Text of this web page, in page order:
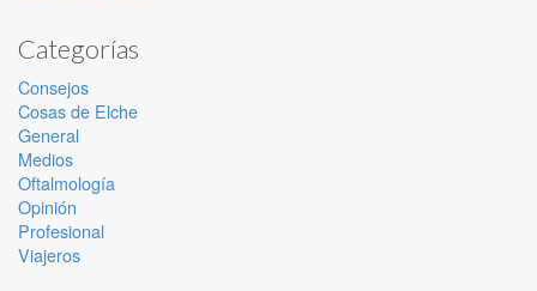
Categorías
Consejos
Cosas de Elche
General
Medios
Oftalmología
Opinión
Profesional
Viajeros